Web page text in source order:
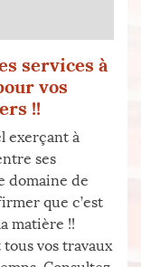
services à
vos
!!
exerçant à
ses
domaine de
que c’est
matière !!
vos travaux